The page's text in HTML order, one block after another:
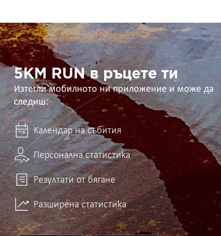
5KM
RUN
в
ръцете
ти 5KM RUN в ръцете ти
Изтегли мобилното ни приложение и може да
следиш:
Календар на събития
Персонална статистика
Резултати от бягане
Разширена статистика